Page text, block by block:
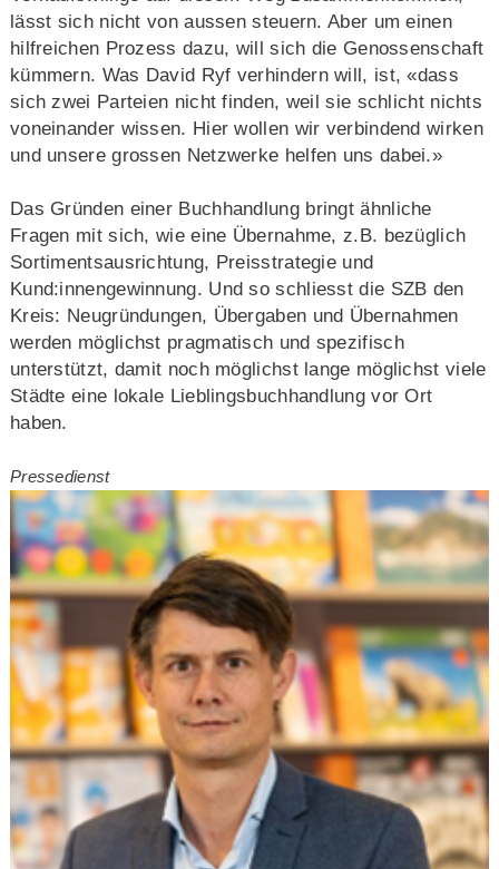
lässt sich nicht von aussen steuern. Aber um einen
hilfreichen Prozess dazu, will sich die Genossenschaft
kümmern. Was David Ryf verhindern will, ist, «dass
sich zwei Parteien nicht finden, weil sie schlicht nichts
voneinander wissen. Hier wollen wir verbindend wirken
und unsere grossen Netzwerke helfen uns dabei.»
Das Gründen einer Buchhandlung bringt ähnliche
Fragen mit sich, wie eine Übernahme, z.B. bezüglich
Sortimentsausrichtung, Preisstrategie und
Kund:innengewinnung. Und so schliesst die SZB den
Kreis: Neugründungen, Übergaben und Übernahmen
werden möglichst pragmatisch und spezifisch
unterstützt, damit noch möglichst lange möglichst viele
Städte eine lokale Lieblingsbuchhandlung vor Ort
haben.
Pressedienst